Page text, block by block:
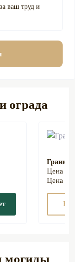
ваш труд и
ограда
В
могилы